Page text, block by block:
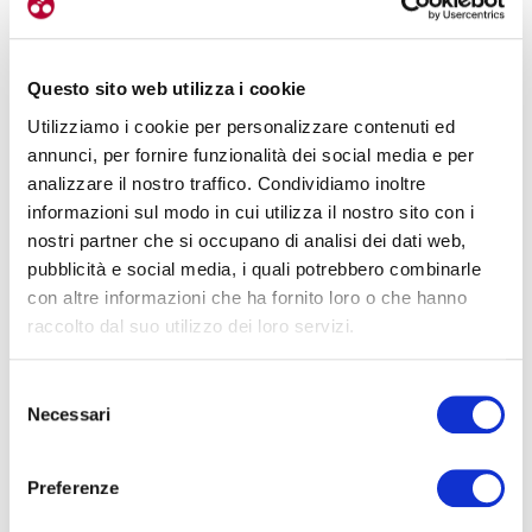
Questo sito web utilizza i cookie
Utilizziamo i cookie per personalizzare contenuti ed
annunci, per fornire funzionalità dei social media e per
analizzare il nostro traffico. Condividiamo inoltre
informazioni sul modo in cui utilizza il nostro sito con i
nostri partner che si occupano di analisi dei dati web,
pubblicità e social media, i quali potrebbero combinarle
con altre informazioni che ha fornito loro o che hanno
raccolto dal suo utilizzo dei loro servizi.
delNecessari
Preferenze
modificazioni strutturali dell’atrio, dilatazione e perdita di funzione
meccanica, che promuovono la cronicizzazione dell’aritmia».